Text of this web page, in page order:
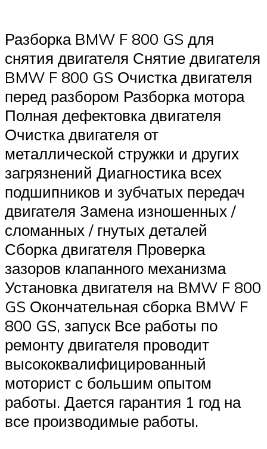
Разборка BMW F 800 GS для
снятия двигателя Снятие двигателя
BMW F 800 GS Очистка двигателя
перед разбором Разборка мотора
Полная дефектовка двигателя
Очистка двигателя от
металлической стружки и других
загрязнений Диагностика всех
подшипников и зубчатых передач
двигателя Замена изношенных /
сломанных / гнутых деталей
Сборка двигателя Проверка
зазоров клапанного механизма
Установка двигателя на BMW F 800
GS Окончательная сборка BMW F
800 GS, запуск Все работы по
ремонту двигателя проводит
высококвалифицированный
моторист с большим опытом
работы. Дается гарантия 1 год на
все производимые работы.